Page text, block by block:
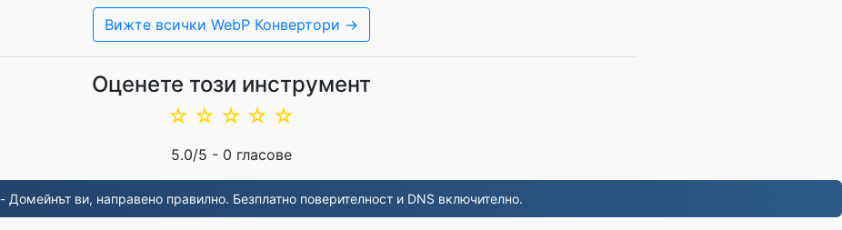
Вижте всички WebP Конвертори →
Оценете този инструмент
☆
☆
☆
☆
☆
5.0/5 - 0 гласове
- Домейнът ви, направено правилно. Безплатно поверителност и DNS включително.